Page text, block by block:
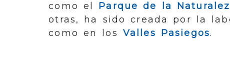
como el Parque de la
otras, ha sido creada por la
como en los Valles Pasiegos.